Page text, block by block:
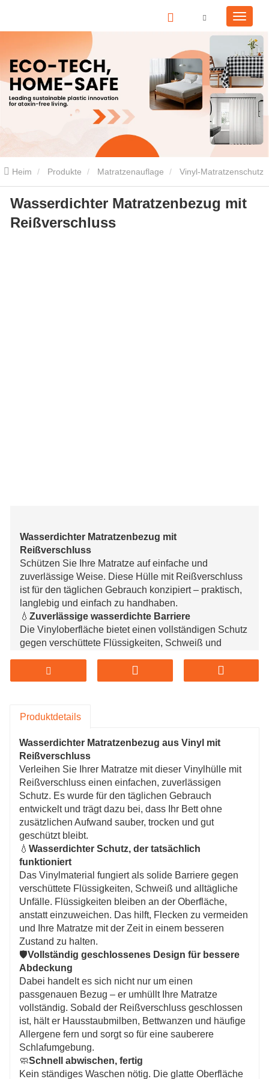
Heim Produkte Matratzenauflage Vinyl-Matratzenschutz
Wasserdichter Matratzenbezug mit Reißverschluss
Wasserdichter Matratzenbezug mit
Reißverschluss
Wasserdichter Matratzenbezug mit
Reißverschluss
Schützen Sie Ihre Matratze auf einfache und
zuverlässige Weise. Diese Hülle mit Reißverschluss
ist für den täglichen Gebrauch konzipiert – praktisch,
langlebig und einfach zu handhaben.
💧 Zuverlässige wasserdichte Barriere
Die Vinyloberfläche bietet einen vollständigen Schutz
gegen verschüttete Flüssigkeiten, Schweiß und
Matratze darunter sauber und trocken bleibt.
🛡️Rundumschutz mit Reißverschluss
geschlossen ist, bildet er eine dichte Barriere, die
fernhält.
🧼Wartungsarme Reinigung
Sie müssen es nicht jedes Mal in die Wäsche werfen.
Die glatte Oberfläche lässt sich in Sekundenschnelle
abwischen – perfekt für schnelles Auffrischen und den
täglichen Gebrauch.
🏡Gebaut für die Ewigkeit und passt genau richtig
Hergestellt aus dickem, strapazierfähigem Vinyl, das
lange hält. Entwickelt, um genau auf
Standardmatratzengrößen zu passen, was es zu einer
großartigen Wahl für Häuser, Mietwohnungen, Hotels
und Schlafsäle macht.
Produktdetails
Wasserdichter Matratzenbezug aus Vinyl mit
Reißverschluss
Verleihen Sie Ihrer Matratze mit dieser Vinylhülle mit
Reißverschluss einen einfachen, zuverlässigen
Schutz. Es wurde für den täglichen Gebrauch
entwickelt und trägt dazu bei, dass Ihr Bett ohne
zusätzlichen Aufwand sauber, trocken und gut
geschützt bleibt.
💧 Wasserdichter Schutz, der tatsächlich
funktioniert
Das Vinylmaterial fungiert als solide Barriere gegen
verschüttete Flüssigkeiten, Schweiß und alltägliche
Unfälle. Flüssigkeiten bleiben an der Oberfläche,
anstatt einzuweichen. Das hilft, Flecken zu vermeiden
und Ihre Matratze mit der Zeit in einem besseren
Zustand zu halten.
🛡️Vollständig geschlossenes Design für bessere
Abdeckung
Dabei handelt es sich nicht nur um einen
passgenauen Bezug – er umhüllt Ihre Matratze
vollständig. Sobald der Reißverschluss geschlossen
ist, hält er Hausstaubmilben, Bettwanzen und häufige
Allergene fern und sorgt so für eine sauberere
Schlafumgebung.
🧼Schnell abwischen, fertig
Kein ständiges Waschen nötig. Die glatte Oberfläche